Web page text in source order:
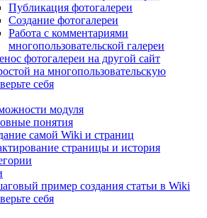
Публикация фотогалереи
Создание фотогалереи
Работа с комментариями
многопользовательской галереи
фотогалереи на другой сайт
на многопользовательскую
себя
модуля
понятия
самой Wiki и страниц
страницы и история
пример создания статьи в Wiki
себя